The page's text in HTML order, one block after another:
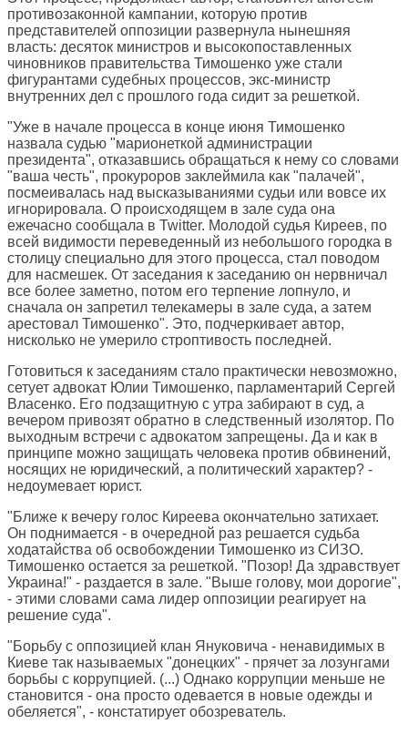
противозаконной кампании, которую против
представителей оппозиции развернула нынешняя
власть: десяток министров и высокопоставленных
чиновников правительства Тимошенко уже стали
фигурантами судебных процессов, экс-министр
внутренних дел с прошлого года сидит за решеткой.
"Уже в начале процесса в конце июня Тимошенко
назвала судью "марионеткой администрации
президента", отказавшись обращаться к нему со словами
"ваша честь", прокуроров заклеймила как "палачей",
посмеивалась над высказываниями судьи или вовсе их
игнорировала. О происходящем в зале суда она
ежечасно сообщала в Twitter. Молодой судья Киреев, по
всей видимости переведенный из небольшого городка в
столицу специально для этого процесса, стал поводом
для насмешек. От заседания к заседанию он нервничал
все более заметно, потом его терпение лопнуло, и
сначала он запретил телекамеры в зале суда, а затем
арестовал Тимошенко". Это, подчеркивает автор,
нисколько не умерило строптивость последней.
Готовиться к заседаниям стало практически невозможно,
сетует адвокат Юлии Тимошенко, парламентарий Сергей
Власенко. Его подзащитную с утра забирают в суд, а
вечером привозят обратно в следственный изолятор. По
выходным встречи с адвокатом запрещены. Да и как в
принципе можно защищать человека против обвинений,
носящих не юридический, а политический характер? -
недоумевает юрист.
"Ближе к вечеру голос Киреева окончательно затихает.
Он поднимается - в очередной раз решается судьба
ходатайства об освобождении Тимошенко из СИЗО.
Тимошенко остается за решеткой. "Позор! Да здравствует
Украина!" - раздается в зале. "Выше голову, мои дорогие",
- этими словами сама лидер оппозиции реагирует на
решение суда".
"Борьбу с оппозицией клан Януковича - ненавидимых в
Киеве так называемых "донецких" - прячет за лозунгами
борьбы с коррупцией. (...) Однако коррупции меньше не
становится - она просто одевается в новые одежды и
обеляется", - констатирует обозреватель.